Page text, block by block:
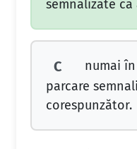
semnalizate ca
C
numai
parcare
corespunzător.